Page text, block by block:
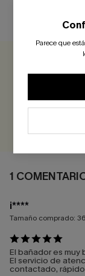
¡Gana más
1
i****
Tamaño comprado:
El bañador es muy
El servicio de
contactado,
Parece que